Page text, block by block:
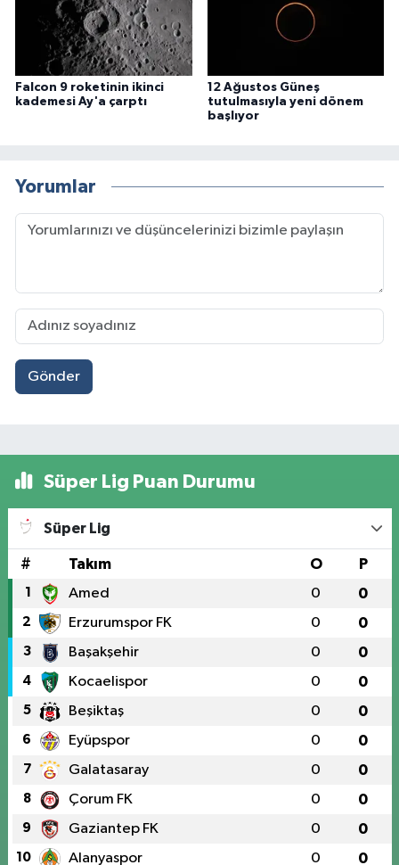
Falcon 9 roketinin ikinci
kademesi Ay'a çarptı
12 Ağustos Güneş
tutulmasıyla yeni dönem
başlıyor
Yorumlar
Gönder
Süper Lig Puan Durumu
Süper Lig
# Takım O P
1 Amed 0 0
2 Erzurumspor FK 0 0
3 Başakşehir 0 0
4 Kocaelispor 0 0
5 Beşiktaş 0 0
6 Eyüpspor 0 0
7 Galatasaray 0 0
8 Çorum FK 0 0
9 Gaziantep FK 0 0
10 Alanyaspor 0 0